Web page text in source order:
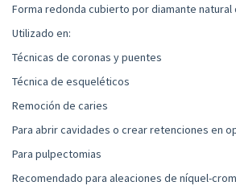
Forma redonda cubierto por diamante natural
Utilizado en:
Técnicas de coronas y puentes
Técnica de esqueléticos
Remoción de caries
Para abrir cavidades o crear retenciones en
Para pulpectomias
Recomendado para aleaciones de níquel-